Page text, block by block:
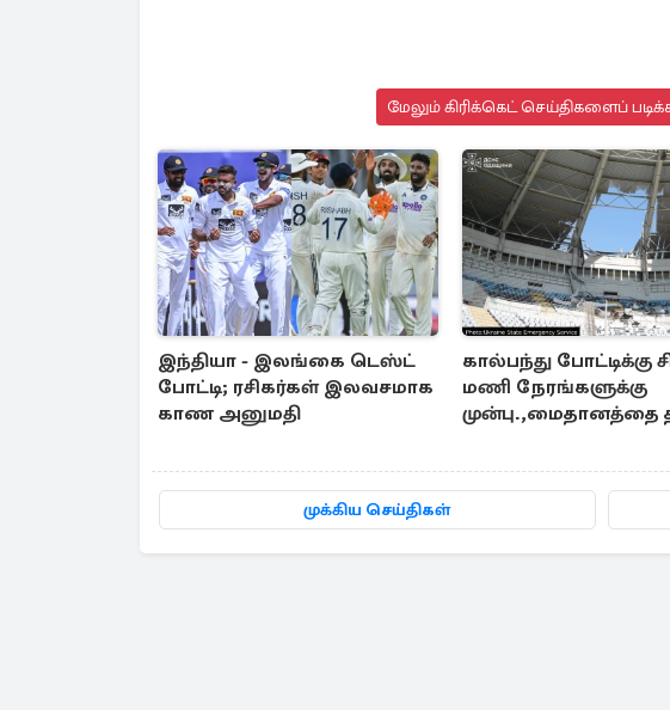
மேலும் கிரிக்கெட் செய்திகளைப்
இந்தியா - இலங்கை டெஸ்ட்
போட்டி; ரசிகர்கள் இலவசமாக
காண அனுமதி
கால்பந்து போட்டிக்கு
மணி நேரங்களுக்கு
முன்பு.,மைதானத்தை
முக்கிய செய்திகள்